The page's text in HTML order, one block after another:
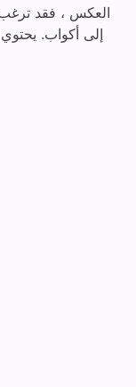
العكس ، فقد
إلى أكواب.